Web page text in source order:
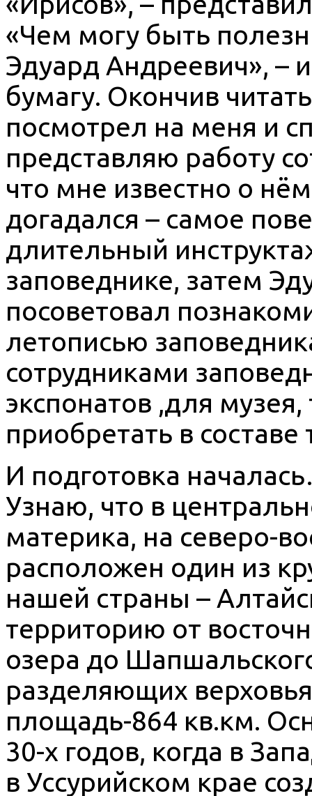
«Чем могу быть
Эдуард Андреевич», –
бумагу. Окончив
посмотрел на меня и
представляю работу
что мне известно о
догадался – самое
длительный
заповеднике, затем
посоветовал
летописью
сотрудниками
экспонатов ,для
приобретать в
И подготовка
Узнаю, что в
материка, на северо-
расположен один из
нашей страны –
территорию от
озера до
разделяющих
площадь-864 кв.км.
30-х годов, когда в
в Уссурийском крае